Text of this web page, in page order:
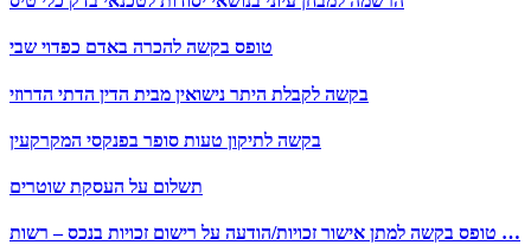
טופס בקשה להכרה באדם כפדוי שבי
בקשה לקבלת היתר נישואין מבית הדין הדתי הדרוזי
בקשה לתיקון טעות סופר בפנקסי המקרקעין
תשלום על העסקת שוטרים
טופס בקשה למתן אישור זכויות/הודעה על רישום זכויות בנכס – רשות …